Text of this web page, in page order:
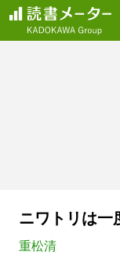
ニワトリは一
重松清